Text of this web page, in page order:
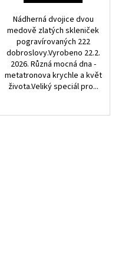
Nádherná dvojice dvou
medově zlatých skleniček
pogravírovaných 222
dobroslovy.Vyrobeno 22.2.
2026. Různá mocná dna -
metatronova krychle a květ
života.Veliký speciál pro...